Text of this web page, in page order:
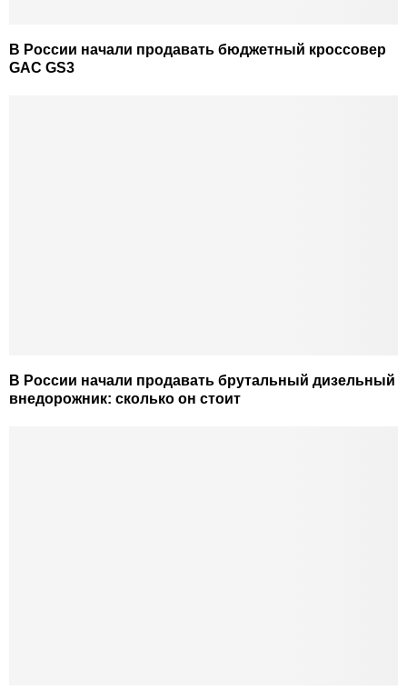
В России начали продавать бюджетный кроссовер
GAC GS3
В России начали продавать брутальный дизельный
внедорожник: сколько он стоит